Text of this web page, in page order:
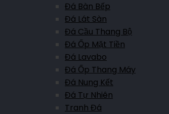
Đá Bàn Bếp
Đá Lát Sàn
Đá Cầu Thang Bộ
Đá Ốp Mặt Tiền
Đá Lavabo
Đá Ốp Thang Máy
Đá Nung Kết
Đá Tự Nhiên
Tranh Đá